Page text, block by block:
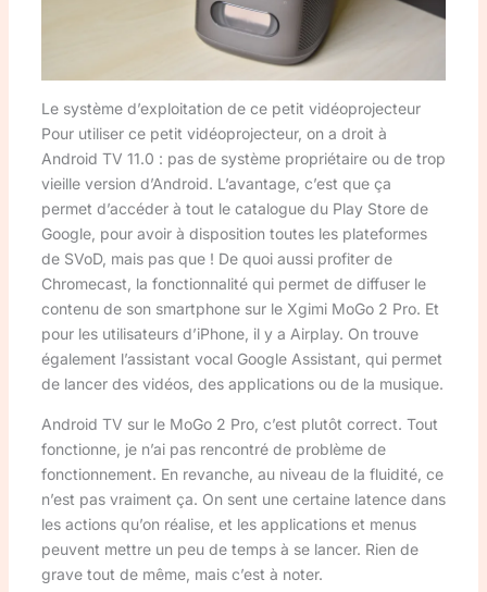
Le système d’exploitation de ce petit vidéoprojecteur
Pour utiliser ce petit vidéoprojecteur, on a droit à
Android TV 11.0 : pas de système propriétaire ou de trop
vieille version d’Android. L’avantage, c’est que ça
permet d’accéder à tout le catalogue du Play Store de
Google, pour avoir à disposition toutes les plateformes
de SVoD, mais pas que ! De quoi aussi profiter de
Chromecast, la fonctionnalité qui permet de diffuser le
contenu de son smartphone sur le Xgimi MoGo 2 Pro. Et
pour les utilisateurs d’iPhone, il y a Airplay. On trouve
également l’assistant vocal Google Assistant, qui permet
de lancer des vidéos, des applications ou de la musique.
Android TV sur le MoGo 2 Pro, c’est plutôt correct. Tout
fonctionne, je n’ai pas rencontré de problème de
fonctionnement. En revanche, au niveau de la fluidité, ce
n’est pas vraiment ça. On sent une certaine latence dans
les actions qu’on réalise, et les applications et menus
peuvent mettre un peu de temps à se lancer. Rien de
grave tout de même, mais c’est à noter.